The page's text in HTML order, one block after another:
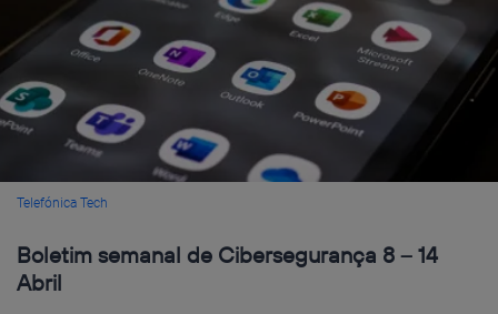
Telefónica Tech
Boletim semanal de Cibersegurança 8 – 14
Abril